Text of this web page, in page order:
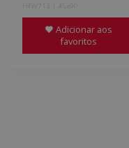
HFW713 | 45x90
Adicionar aos
favoritos